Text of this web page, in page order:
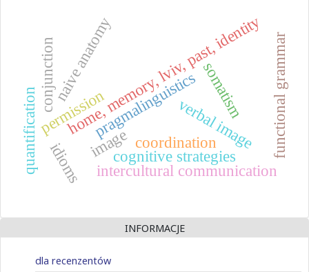
pragmalinguistics
naive anatomy
home, memory, lviv, past, identity
somatism
image
intercultural communication
permission
cognitive strategies
verbal image
idioms
quantification
conjunction
coordination functional grammar
INFORMACJE
dla recenzentów